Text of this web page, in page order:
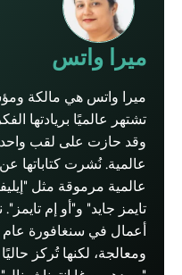
ميرا واتس
ميرا واتس هي مالكة
تشتهر عالميًا بريادتها
عالمية. نُشرت كتاباتها
عالمية مرموقة مثل
ومعالجة، لكنها تُركز